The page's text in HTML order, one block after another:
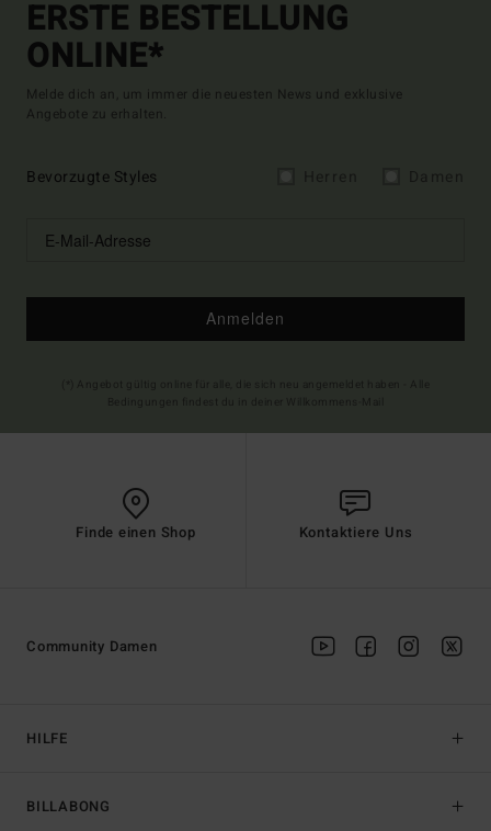
ERSTE BESTELLUNG
ONLINE*
Melde dich an, um immer die neuesten News und exklusive
Angebote zu erhalten.
Bevorzugte Styles
Anmelden
Finde einen Shop Kontaktiere Uns
HILFE
BILLABONG
Community Damen